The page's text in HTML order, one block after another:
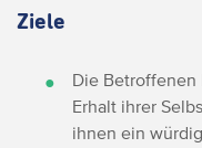
Ziele
Die Betroffenen
Erhalt ihrer
ihnen ein